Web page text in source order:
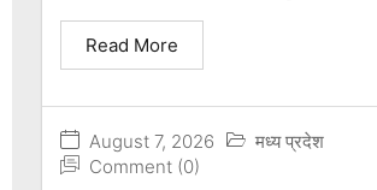
August 7, 2026
मध्य प्रदेश
Comment (0)
Read More